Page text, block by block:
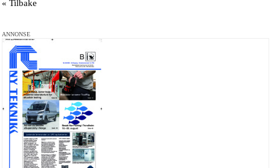
« Tilbake
ANNONSE